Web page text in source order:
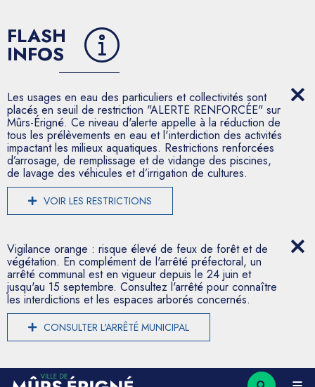
FLASH
INFOS
Les usages en eau des particuliers et collectivités sont
placés en seuil de restriction "ALERTE RENFORCÉE" sur
Mûrs-Érigné. Ce niveau d'alerte appelle à la réduction de
tous les prélèvements en eau et l'interdiction des activités
impactant les milieux aquatiques. Restrictions renforcées
d’arrosage, de remplissage et de vidange des piscines,
de lavage des véhicules et d’irrigation de cultures.
VOIR LES RESTRICTIONS
Vigilance orange : risque élevé de feux de forêt et de
végétation. En complément de l'arrêté préfectoral, un
arrêté communal est en vigueur depuis le 24 juin et
jusqu'au 15 septembre. Consultez l'arrêté pour connaître
les interdictions et les espaces arborés concernés.
CONSULTER L'ARRÊTÉ MUNICIPAL